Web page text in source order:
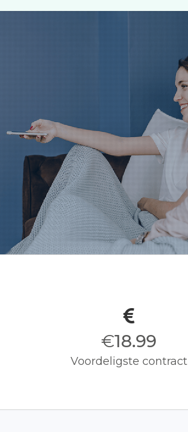
€19.00
Voordeligste contract